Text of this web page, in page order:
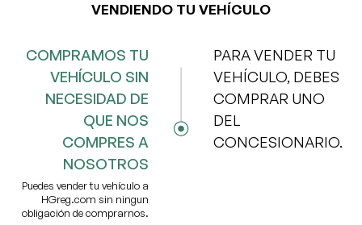
VENDIENDO TU VEHÍCULO
COMPRAMOS TU
VEHÍCULO SIN
NECESIDAD DE
QUE NOS
COMPRES A
NOSOTROS
Puedes vender tu vehículo a
HGreg.com sin ningun
obligación de comprarnos.
PARA VENDER TU
VEHÍCULO, DEBES
COMPRAR UNO
DEL
CONCESIONARIO.